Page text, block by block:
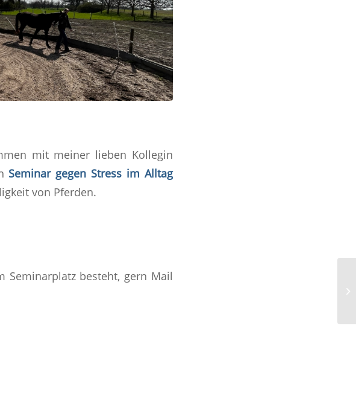
mit meiner lieben Kollegin
Seminar gegen Stress im Alltag
von Pferden.
Seminarplatz besteht, gern Mail